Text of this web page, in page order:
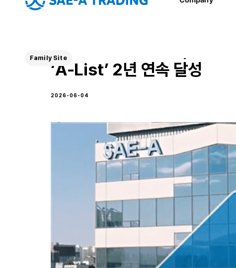
Family Site글로벌세아 세아상역, CDP
‘A-List’ 2년 연속 달성
2026-06-04